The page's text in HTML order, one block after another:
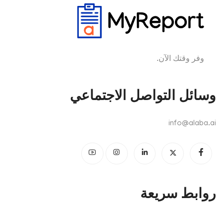
وفر وقتك الآن.
وسائل التواصل الاجتماعي
info@alaba.ai
روابط سريعة